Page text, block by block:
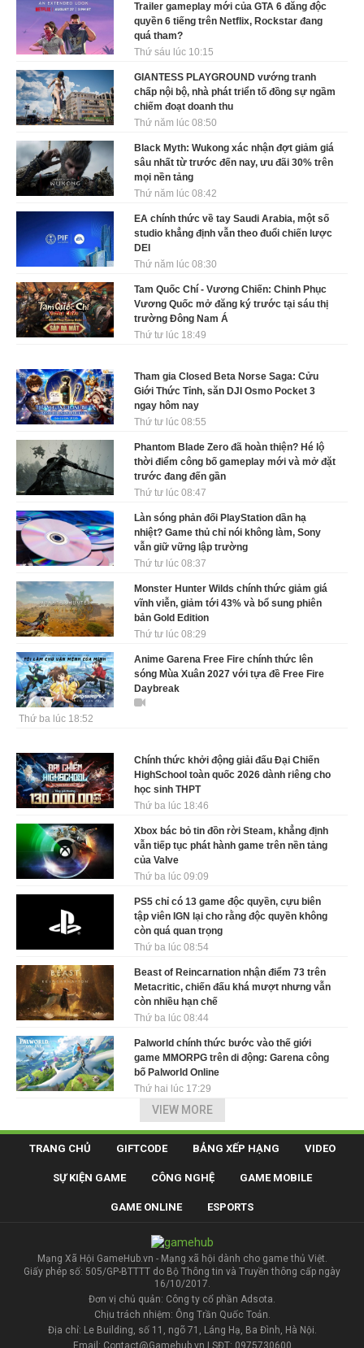
Trailer gameplay mới của GTA 6 đăng độc
quyền 6 tiếng trên Netflix, Rockstar đang
quá tham?
Thứ sáu lúc 10:15
GIANTESS PLAYGROUND vướng tranh
chấp nội bộ, nhà phát triển tố đồng sự ngầm
chiếm đoạt doanh thu
Thứ năm lúc 08:50
Black Myth: Wukong xác nhận đợt giảm giá
sâu nhất từ trước đến nay, ưu đãi 30% trên
mọi nền tảng
Thứ năm lúc 08:42
EA chính thức về tay Saudi Arabia, một số
studio khẳng định vẫn theo đuổi chiến lược
DEI
Thứ năm lúc 08:30
Tam Quốc Chí - Vương Chiến: Chinh Phục
Vương Quốc mở đăng ký trước tại sáu thị
trường Đông Nam Á
Thứ tư lúc 18:49
Tham gia Closed Beta Norse Saga: Cửu
Giới Thức Tỉnh, săn DJI Osmo Pocket 3
ngay hôm nay
Thứ tư lúc 08:55
Phantom Blade Zero đã hoàn thiện? Hé lộ
thời điểm công bố gameplay mới và mở đặt
trước đang đến gần
Thứ tư lúc 08:47
Làn sóng phản đối PlayStation dần hạ
nhiệt? Game thủ chỉ nói không làm, Sony
vẫn giữ vững lập trường
Thứ tư lúc 08:37
Monster Hunter Wilds chính thức giảm giá
vĩnh viễn, giảm tới 43% và bổ sung phiên
bản Gold Edition
Thứ tư lúc 08:29
Anime Garena Free Fire chính thức lên
sóng Mùa Xuân 2027 với tựa đề Free Fire
Daybreak
Thứ ba lúc 18:52
Chính thức khởi động giải đấu Đại Chiến
HighSchool toàn quốc 2026 dành riêng cho
học sinh THPT
Thứ ba lúc 18:46
Xbox bác bỏ tin đồn rời Steam, khẳng định
vẫn tiếp tục phát hành game trên nền tảng
của Valve
Thứ ba lúc 09:09
PS5 chỉ có 13 game độc quyền, cựu biên
tập viên IGN lại cho rằng độc quyền không
còn quá quan trọng
Thứ ba lúc 08:54
Beast of Reincarnation nhận điểm 73 trên
Metacritic, chiến đấu khá mượt nhưng vẫn
còn nhiều hạn chế
Thứ ba lúc 08:44
Palworld chính thức bước vào thế giới
game MMORPG trên di động: Garena công
bố Palworld Online
Thứ hai lúc 17:29
VIEW MORE
TRANG CHỦ GIFTCODE BẢNG XẾP HẠNG VIDEO
SỰ KIỆN GAME CÔNG NGHỆ GAME MOBILE
GAME ONLINE ESPORTS
Mạng Xã Hội GameHub.vn - Mạng xã hội dành cho game thủ Việt.
Giấy phép số: 505/GP-BTTTT do Bộ Thông tin và Truyền thông cấp ngày
16/10/2017.
Đơn vị chủ quản: Công ty cổ phần Adsota.
Chịu trách nhiệm: Ông Trần Quốc Toản.
Địa chỉ: Le Building, số 11, ngõ 71, Láng Hạ, Ba Đình, Hà Nội.
Email: Contact@Gamehub.vn | SĐT: 0975730600